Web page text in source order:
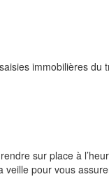
immobilières
sur place à
pour vous